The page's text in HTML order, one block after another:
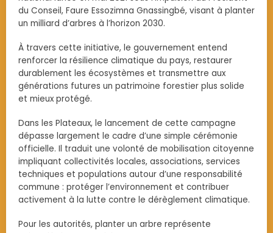
du Conseil, Faure Essozimna Gnassingbé, visant à planter
un milliard d’arbres à l’horizon 2030.
À travers cette initiative, le gouvernement entend
renforcer la résilience climatique du pays, restaurer
durablement les écosystèmes et transmettre aux
générations futures un patrimoine forestier plus solide
et mieux protégé.
Dans les Plateaux, le lancement de cette campagne
dépasse largement le cadre d’une simple cérémonie
officielle. Il traduit une volonté de mobilisation citoyenne
impliquant collectivités locales, associations, services
techniques et populations autour d’une responsabilité
commune : protéger l’environnement et contribuer
activement à la lutte contre le dérèglement climatique.
Pour les autorités, planter un arbre représente